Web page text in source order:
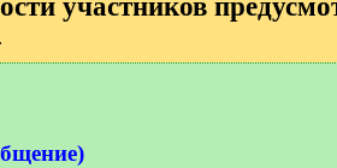
участников